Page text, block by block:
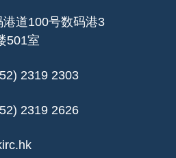
港道100号数码港3
501室
2319 2303
2319 2626